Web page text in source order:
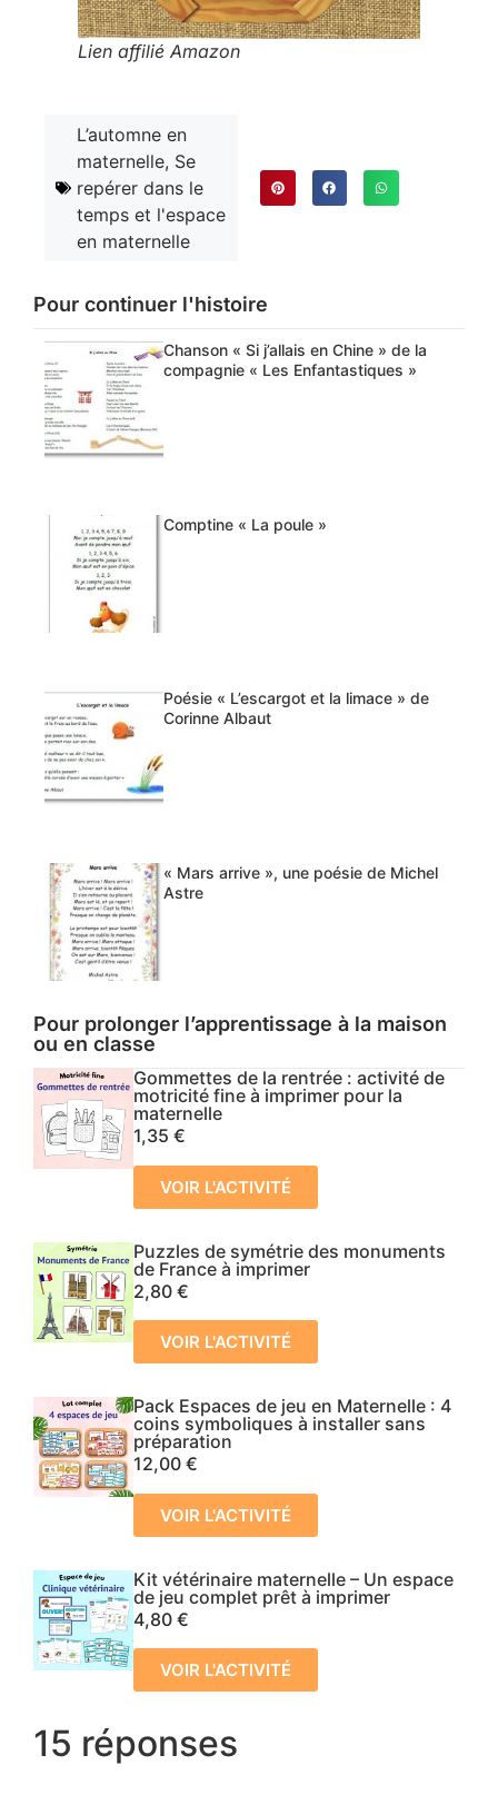
Lien affilié Amazon
L’automne en
maternelle, Se
repérer dans le
temps et l'espace
en maternelle
Pour continuer l'histoire
Chanson « Si j’allais en Chine » de la
compagnie « Les Enfantastiques »
Comptine « La poule »
Poésie « L’escargot et la limace » de
Corinne Albaut
« Mars arrive », une poésie de Michel
Astre
Pour prolonger l’apprentissage à la maison
ou en classe
Gommettes de la rentrée : activité de
motricité fine à imprimer pour la
maternelle
1,35 €
VOIR L'ACTIVITÉ
Puzzles de symétrie des monuments
de France à imprimer
2,80 €
VOIR L'ACTIVITÉ
Pack Espaces de jeu en Maternelle : 4
coins symboliques à installer sans
préparation
12,00 €
VOIR L'ACTIVITÉ
Kit vétérinaire maternelle – Un espace
de jeu complet prêt à imprimer
4,80 €
VOIR L'ACTIVITÉ
15 réponses